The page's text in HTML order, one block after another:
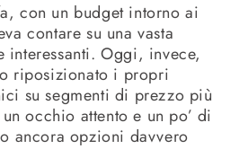
con un budget intorno ai
contare su una vasta
interessanti. Oggi, invece,
riposizionato i propri
su segmenti di prezzo più
occhio attento e un po’ di
ancora opzioni davvero